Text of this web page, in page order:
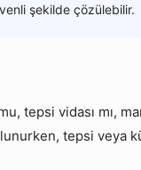
şekilde çözülebilir.
tepsi vidası mı,
tepsi veya